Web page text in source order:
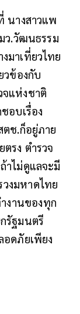
นางสาวแพ
ว.วัฒนธรรม
มาเที่ยวไทย
วข้องกับ
จแห่งชาติ
อบเรื่อง
ช.ก็อยู่ภาย
รง ตำรวจ
าไม่ดูแลจะมี
งมหาดไทย
งานของทุก
รัฐมนตรี
ดภัยเพียง